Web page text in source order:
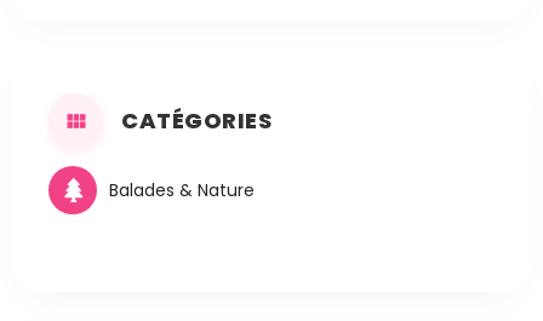
CATÉGORIES
Balades & Nature